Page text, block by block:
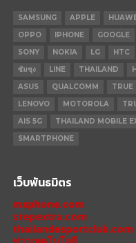
SAMSUNG APPLE
OPPO
IPHONE GOOGLE
SONY
NOKIA LG HTC
ซัมซุง
LINE THAILAND
ASUS
QUALCOMM TRUE
LENOVO
MOTOROLA
AIS 5G
THAILAND MOBILE
SMARTPHONE
เว็บพันธมิตร
mxphone.com
stepextra.com
thailandesportclub.com